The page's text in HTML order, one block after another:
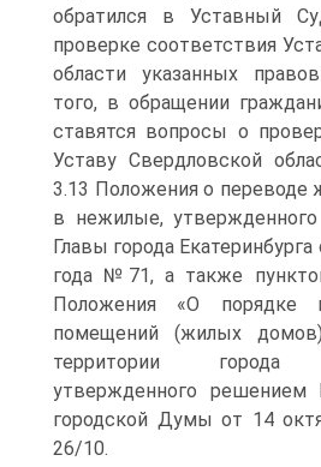
обратился в Уставный
проверке соответствия
области указанных
того, в обращении
ставятся вопросы о
Уставу Свердловской
3.13 Положения о
в нежилые,
Главы города
года №71, а также
Положения «О порядке
помещений (жилых
территории города
утвержденного решением
городской Думы от 14
26/10.